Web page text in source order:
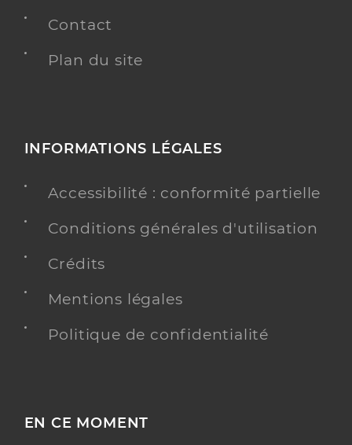
Contact
Plan du site
INFORMATIONS LÉGALES
Accessibilité : conformité partielle
Conditions générales d'utilisation
Crédits
Mentions légales
Politique de confidentialité
EN CE MOMENT